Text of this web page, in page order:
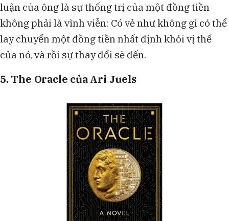
luận của ông là sự thống trị của một đồng tiền
không phải là vĩnh viễn: Có vẻ như không gì có thể
lay chuyển một đồng tiền nhất định khỏi vị thế
của nó, và rồi sự thay đổi sẽ đến.
5. The Oracle của Ari Juels